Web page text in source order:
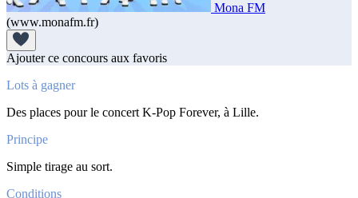
Mona FM
(www.monafm.fr)
Ajouter ce concours aux favoris
Lots à gagner
Des places pour le concert K-Pop Forever, à Lille.
Principe
Simple tirage au sort.
Conditions